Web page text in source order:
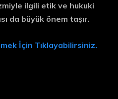
ilgili etik ve hukuki
da büyük önem taşır.
İçin Tıklayabilirsiniz.